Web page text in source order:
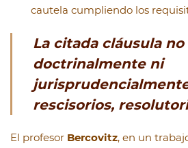
cautela cumpliendo los
La citada cláusula
doctrinalmente ni
rescisorios,
El profesor Bercovitz, en un